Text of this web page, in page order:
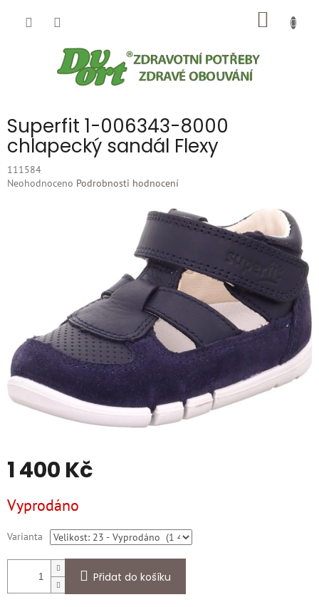
Superfit 1-006343-8000
chlapecký sandál Flexy
111584
Průměrné
Neohodnoceno Podrobnosti hodnocení
1 400 Kč
cena:
Vyprodáno
Varianta
Přidat do košíku